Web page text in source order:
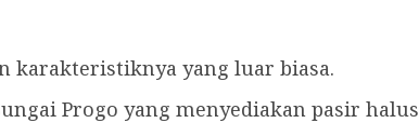
karakteristiknya yang luar biasa.
Progo yang menyediakan pasir halus